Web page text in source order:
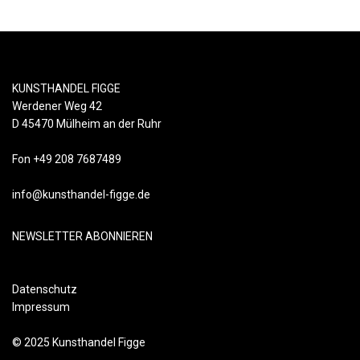
KUNSTHANDEL FIGGE
Werdener Weg 42
D 45470 Mülheim an der Ruhr
Fon +49 208 7687489
info@kunsthandel-figge.de
NEWSLETTER ABONNIEREN
Datenschutz
Impressum
© 2025 Kunsthandel Figge